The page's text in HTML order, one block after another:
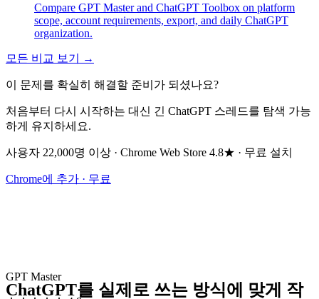
Compare GPT Master and ChatGPT Toolbox on platform
scope, account requirements, export, and daily ChatGPT
organization.
모든 비교 보기 →
이 문제를 확실히 해결할 준비가 되셨나요?
처음부터 다시 시작하는 대신 긴 ChatGPT 스레드를 탐색 가능
하게 유지하세요.
사용자 22,000명 이상 · Chrome Web Store 4.8★ · 무료 설치
Chrome에 추가 · 무료
GPT Master
ChatGPT를 실제로 쓰는 방식에 맞게 작